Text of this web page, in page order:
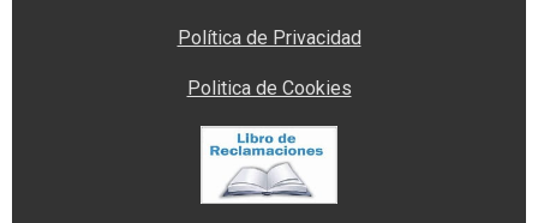
Política de Privacidad
Politica de Cookies